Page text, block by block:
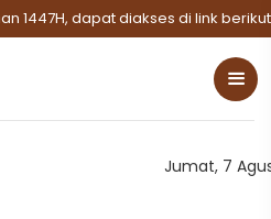
dapat diakses di link berikut:
Jumat, 7